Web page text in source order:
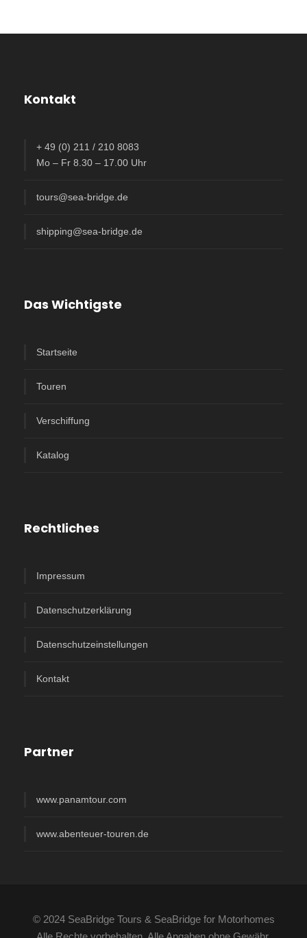
Kontakt
+ 49 (0) 211 / 210 8083
Mo – Fr 8.30 – 17.00 Uhr
tours@sea-bridge.de
shipping@sea-bridge.de
Das Wichtigste
Startseite
Touren
Verschiffung
Katalog
Rechtliches
Impressum
Datenschutzerklärung
Datenschutzeinstellungen
Kontakt
Partner
www.panamtour.com
www.abenteuer-touren.de
© 2024 SeaBridge Tours & SeaBridge for Motorhomes